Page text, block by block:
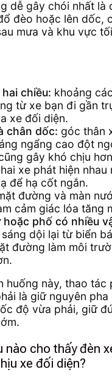
dễ gây chói nhất là
đèo hoặc lên dốc,
mưa và khu vực
chiều: khoảng
từ xe bạn đi gần
xe đối diện.
chân dốc: góc thân
ngẩng cao đột
gây khó chịu
hai xe phát hiện nhau
để hạ cốt ngắn.
đường và màn
cảm giác lóa tăng
hoặc phố có nhiều
sáng dội lại từ biển
đường làm môi
huống này, thao tác
là giữ nguyên pha
độ vừa phải, giữ
nào cho thấy đèn
xe đối diện?